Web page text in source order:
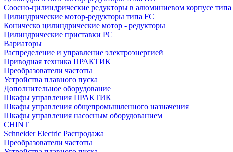
Соосно-цилиндрические редукторы в алюминиевом корпусе типа
Цилиндрические мотор-редукторы типа FC
Коническо цилиндрические мотор - редукторы
Цилиндрические приставки PC
Вариаторы
Распределение и управление электроэнергией
Приводная техника ПРАКТИК
Преобразователи частоты
Устройства плавного пуска
Дополнительное оборудование
Шкафы управления ПРАКТИК
Шкафы управления общепромышленного назначения
Шкафы управления насосным оборудованием
CHINT
Schneider Electric Распродажа
Преобразователи частоты